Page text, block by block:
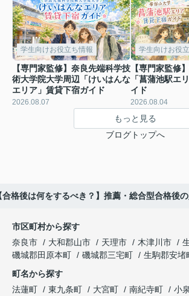
学生向けお役立ち情報
【専門家監修】奈良先端科学技
術大学院大学周辺「けいはんな
エリア」賃貸下宿ガイド
2026.08.07
学生向けお役
【専門家監修
「菖蒲池駅エ
イド
2026.08.04
もっと見る
ブログトップへ
合格後は何をするべき？】推薦・総合型合格後
市区町村から探す
奈良市
大和郡山市 天理市 木津川市
磯城郡田原本町
磯城郡三宅町 生駒郡安堵
町名から探す
法蓮町
東九条町 大宮町 南紀寺町 小